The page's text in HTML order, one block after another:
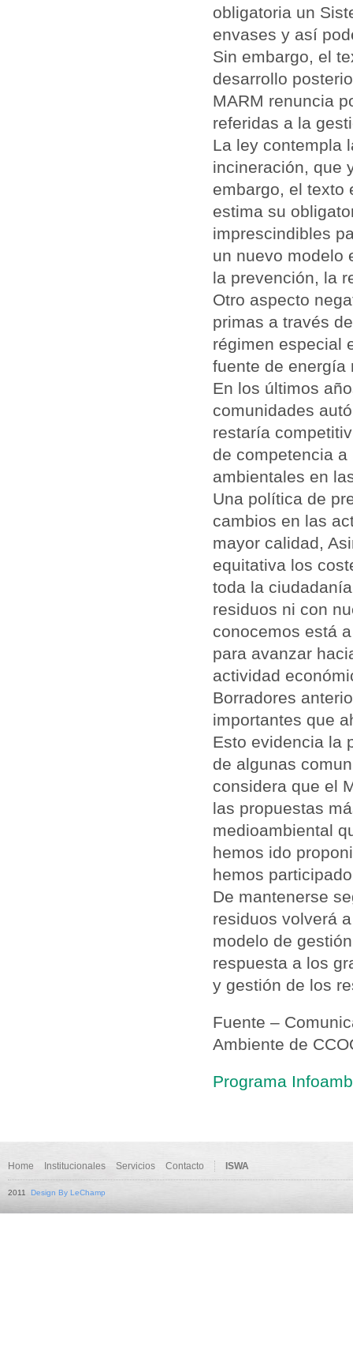
obligatoria un
envases y así
Sin embargo, el
desarrollo
MARM renuncia
referidas a la
La ley contempla
incineración, que
embargo, el texto
estima su
imprescindibles
un nuevo modelo
la prevención, la
Otro aspecto
primas a través
régimen especial
fuente de energía
En los últimos
comunidades
restaría
de competencia
ambientales en
Una política de
cambios en las
mayor calidad,
equitativa los
toda la
residuos ni con
conocemos está
para avanzar
actividad
Borradores
importantes que
Esto evidencia la
de algunas
considera que el
las propuestas
medioambiental
hemos ido
hemos
De mantenerse
residuos volverá
modelo de
respuesta a los
y gestión de los
Fuente –
Ambiente de
Programa
Home Institucionales Servicios Contacto ISWA
2011 Design By LeChamp